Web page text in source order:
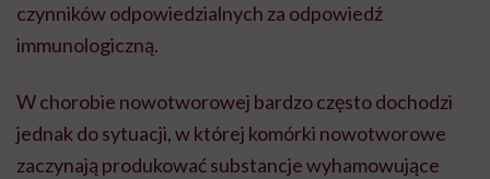
czynników odpowiedzialnych za odpowiedź
immunologiczną.
W chorobie nowotworowej bardzo często dochodzi
jednak do sytuacji, w której komórki nowotworowe
zaczynają produkować substancje wyhamowujące